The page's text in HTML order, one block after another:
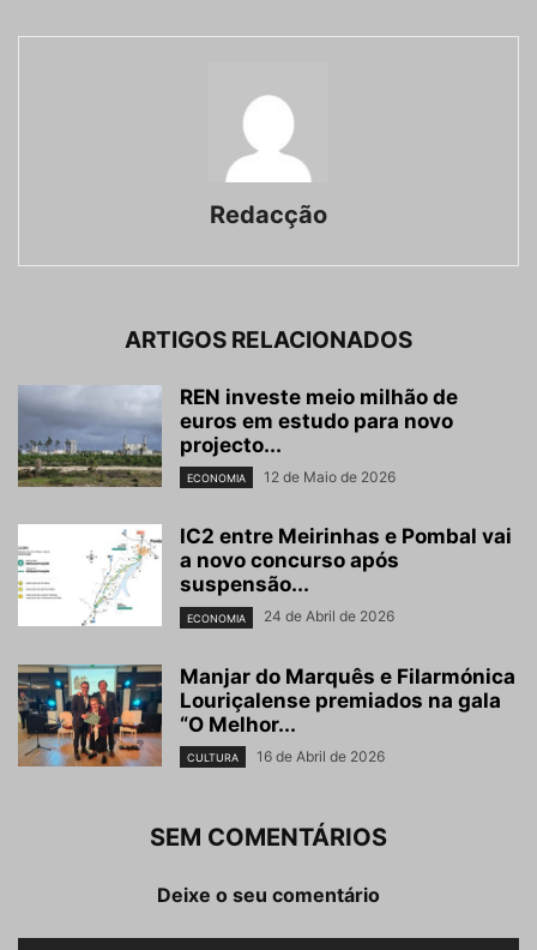
Redacção
ARTIGOS RELACIONADOS
REN investe meio milhão de
euros em estudo para novo
projecto...
ECONOMIA 12 de Maio de 2026
IC2 entre Meirinhas e Pombal vai
a novo concurso após
suspensão...
ECONOMIA 24 de Abril de 2026
Manjar do Marquês e Filarmónica
Louriçalense premiados na gala
“O Melhor...
CULTURA 16 de Abril de 2026
SEM COMENTÁRIOS
Deixe o seu comentário